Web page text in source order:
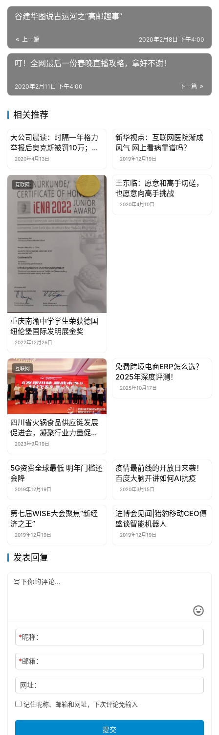
女
时
尚
康
讯
关
于
我
们
我
们
谷建华图说古运河之“高邮趣事”
上一篇 2020年2月8日 下午4:00
叮！全网最后一份春晚直播攻略，拿好不谢！
下一篇
2020年2月11日 下午4:00
相关推荐
互联网
大公司晨读：时隔一年格力
举报后奥克斯被罚10万；索
尼入股B站
2020年4月13日
互联网
新华视点：互联网医院渐成
风气 网上看病靠谱吗？
2019年12月19日
互联网
重庆南渝中学学生荣获德国
纽伦堡国际发明展金奖
2022年12月26日
互联网
王东临：愿意和高手切磋，
也愿意向高手挑战
2020年4月10日
互联网
四川省火锅食品供应链发展
促进会，凝聚行业力量促发
展2023年9月19日
互联网
免费跨境电商ERP怎么选？
2025年深度评测！
2025年10月17日
互联网
5G资费全球最低 明年门槛还
会降
2019年12月19日
互联网
疫情最前线的开放日来袭！
百度大脑开讲如何AI抗疫
2020年3月15日
互联网
第七届WISE大会聚焦“新经
济之王”
2019年12月19日
互联网
进博会见闻|猎豹移动CEO傅
盛谈智能机器人
2019年12月19日
发表回复
*昵称：
*邮箱：
网址：
记住昵称、邮箱和网址，下次评论免输入
提交